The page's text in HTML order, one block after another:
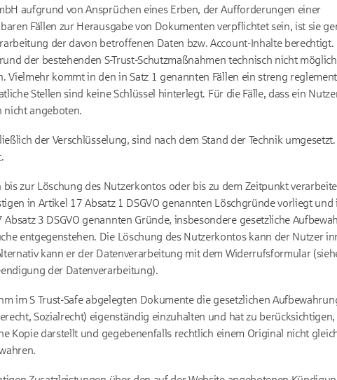
aufgrund von Ansprüchen eines Erben, der Aufforderungen einer
Fällen zur Herausgabe von Dokumenten verpflichtet sein, ist sie
der davon betroffenen Daten bzw. Account-Inhalte berechtigt.
der bestehenden S-Trust-Schutzmaßnahmen technisch nicht
Vielmehr kommt in den in Satz 1 genannten Fällen ein streng
Stellen sind keine Schlüssel hinterlegt. Für die Fälle, dass ein
nicht angeboten.
der Verschlüsselung, sind nach dem Stand der Technik
zur Löschung des Nutzerkontos oder bis zu dem Zeitpunkt
in Artikel 17 Absatz 1 DSGVO genannten Löschgründe vorliegt
3 DSGVO genannten Gründe, insbesondere gesetzliche
entgegenstehen. Die Löschung des Nutzerkontos kann der Nutzer
kann er der Datenverarbeitung mit dem Widerrufsformular
der Datenverarbeitung).
im S Trust-Safe abgelegten Dokumente die gesetzlichen
Sozialrecht) eigenständig einzuhalten und hat zu berücksichtigen,
Kopie darstellt und gegebenenfalls rechtlich einem Original nicht